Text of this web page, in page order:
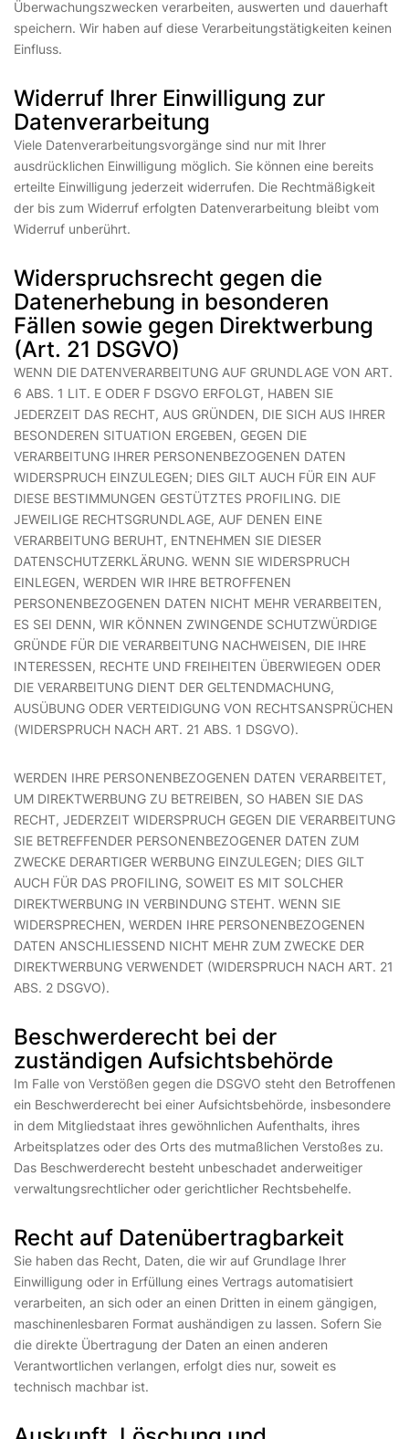
Überwachungszwecken verarbeiten, auswerten und dauerhaft
speichern. Wir haben auf diese Verarbeitungstätigkeiten keinen
Einfluss.
Widerruf Ihrer Einwilligung zur
Datenverarbeitung
Viele Datenverarbeitungsvorgänge sind nur mit Ihrer
ausdrücklichen Einwilligung möglich. Sie können eine bereits
erteilte Einwilligung jederzeit widerrufen. Die Rechtmäßigkeit
der bis zum Widerruf erfolgten Datenverarbeitung bleibt vom
Widerruf unberührt.
Widerspruchsrecht gegen die
Datenerhebung in besonderen
Fällen sowie gegen Direktwerbung
(Art. 21 DSGVO)
WENN DIE DATENVERARBEITUNG AUF GRUNDLAGE VON ART.
6 ABS. 1 LIT. E ODER F DSGVO ERFOLGT, HABEN SIE
JEDERZEIT DAS RECHT, AUS GRÜNDEN, DIE SICH AUS IHRER
BESONDEREN SITUATION ERGEBEN, GEGEN DIE
VERARBEITUNG IHRER PERSONENBEZOGENEN DATEN
WIDERSPRUCH EINZULEGEN; DIES GILT AUCH FÜR EIN AUF
DIESE BESTIMMUNGEN GESTÜTZTES PROFILING. DIE
JEWEILIGE RECHTSGRUNDLAGE, AUF DENEN EINE
VERARBEITUNG BERUHT, ENTNEHMEN SIE DIESER
DATENSCHUTZERKLÄRUNG. WENN SIE WIDERSPRUCH
EINLEGEN, WERDEN WIR IHRE BETROFFENEN
PERSONENBEZOGENEN DATEN NICHT MEHR VERARBEITEN,
ES SEI DENN, WIR KÖNNEN ZWINGENDE SCHUTZWÜRDIGE
GRÜNDE FÜR DIE VERARBEITUNG NACHWEISEN, DIE IHRE
INTERESSEN, RECHTE UND FREIHEITEN ÜBERWIEGEN ODER
DIE VERARBEITUNG DIENT DER GELTENDMACHUNG,
AUSÜBUNG ODER VERTEIDIGUNG VON RECHTSANSPRÜCHEN
(WIDERSPRUCH NACH ART. 21 ABS. 1 DSGVO).
WERDEN IHRE PERSONENBEZOGENEN DATEN VERARBEITET,
UM DIREKTWERBUNG ZU BETREIBEN, SO HABEN SIE DAS
RECHT, JEDERZEIT WIDERSPRUCH GEGEN DIE VERARBEITUNG
SIE BETREFFENDER PERSONENBEZOGENER DATEN ZUM
ZWECKE DERARTIGER WERBUNG EINZULEGEN; DIES GILT
AUCH FÜR DAS PROFILING, SOWEIT ES MIT SOLCHER
DIREKTWERBUNG IN VERBINDUNG STEHT. WENN SIE
WIDERSPRECHEN, WERDEN IHRE PERSONENBEZOGENEN
DATEN ANSCHLIESSEND NICHT MEHR ZUM ZWECKE DER
DIREKTWERBUNG VERWENDET (WIDERSPRUCH NACH ART. 21
ABS. 2 DSGVO).
Beschwerde­recht bei der
zuständigen Aufsichts­behörde
Im Falle von Verstößen gegen die DSGVO steht den Betroffenen
ein Beschwerderecht bei einer Aufsichtsbehörde, insbesondere
in dem Mitgliedstaat ihres gewöhnlichen Aufenthalts, ihres
Arbeitsplatzes oder des Orts des mutmaßlichen Verstoßes zu.
Das Beschwerderecht besteht unbeschadet anderweitiger
verwaltungsrechtlicher oder gerichtlicher Rechtsbehelfe.
Recht auf Daten­übertrag­barkeit
Sie haben das Recht, Daten, die wir auf Grundlage Ihrer
Einwilligung oder in Erfüllung eines Vertrags automatisiert
verarbeiten, an sich oder an einen Dritten in einem gängigen,
maschinenlesbaren Format aushändigen zu lassen. Sofern Sie
die direkte Übertragung der Daten an einen anderen
Verantwortlichen verlangen, erfolgt dies nur, soweit es
technisch machbar ist.